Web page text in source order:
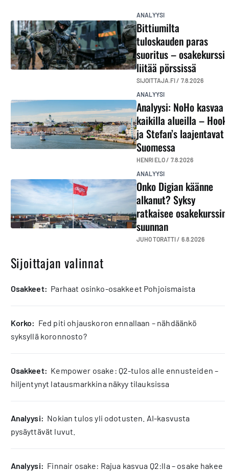
ANALYYSI
Bittiumilta
tuloskauden paras
suoritus – osakekurssi
liitää pörssissä
SIJOITTAJA.FI / 7.8.2026
ANALYYSI
Analyysi: NoHo kasvaa
kaikilla alueilla – Hook
ja Stefan’s laajentavat
Suomessa
HENRI ELO / 7.8.2026
ANALYYSI
Onko Digian käänne
alkanut? Syksy
ratkaisee osakekurssin
suunnan
JUHO TORATTI / 6.8.2026
Sijoittajan valinnat
osakkeet: Parhaat osinko-osakkeet Pohjoismaista
korko: Fed piti ohjauskoron ennallaan – nähdäänkö
syksyllä koronnosto?
osakkeet: Kempower osake: Q2-tulos alle ennusteiden –
hiljentynyt latausmarkkina näkyy tilauksissa
analyysi: Nokian tulos yli odotusten. AI-kasvusta
pysäyttävät luvut.
analyysi: Finnair osake: Rajua kasvua Q2:lla – osake hakee